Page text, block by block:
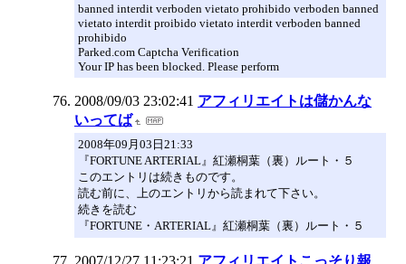
banned interdit verboden vietato prohibido verboden banned
vietato interdit proibido vietato interdit verboden banned
prohibido
Parked.com Captcha Verification
Your IP has been blocked. Please perform
2008/09/03 23:02:41 アフィリエイトは儲かんな
いってば
2008年09月03日21:33
『FORTUNE ARTERIAL』紅瀬桐葉（裏）ルート・５
このエントリは続きものです。
読む前に、上のエントリから読まれて下さい。
続きを読む
『FORTUNE・ARTERIAL』紅瀬桐葉（裏）ルート・５
2007/12/27 11:23:21 アフィリエイトこっそり報